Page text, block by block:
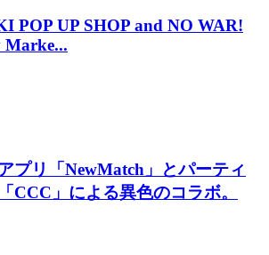
POP UP SHOP and NO WAR!
Marke...
プリ「NewMatch」とパーティ
CCC」による異色のコラボ。